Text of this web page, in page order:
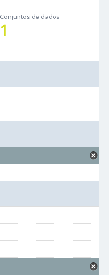
Conjuntos de dados
1